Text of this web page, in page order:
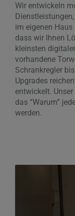
Wir entwickeln
im eigenen
dass wir Ihnen
kleinsten
vorhandene
Schrankregler
Upgrades
entwickelt.
das “Warum”
werden.